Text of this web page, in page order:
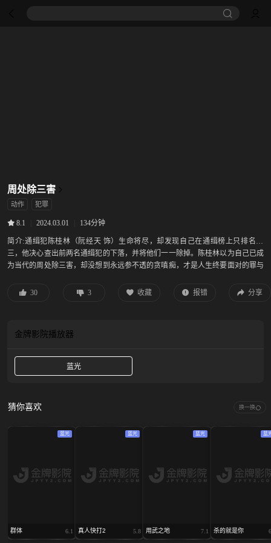
周处除三害
动作 犯罪
8.1 2024.03.01 134分钟
简介:通缉犯陈桂林（阮经天 饰）生命将尽，却发现自己在通缉榜上只排名第
三，他决心查出前两名通缉犯的下落，并将他们一一除掉。陈桂林以为自己已成
为当代的周处除三害，却没想到永远参不透的贪嗔痴，才是人生终要面对的罪与
记载，少年周处身形魁梧，武力高强，却横行乡里，为邻人所厌。后周处只身斩
30 3 收藏 报错 分享
金牌影院播放器
蓝光
猜你喜欢 换一换
蓝光
群体 6.1
蓝光
真人快打2 5.8
蓝光
用武之地 7.1
蓝
杀的就是你